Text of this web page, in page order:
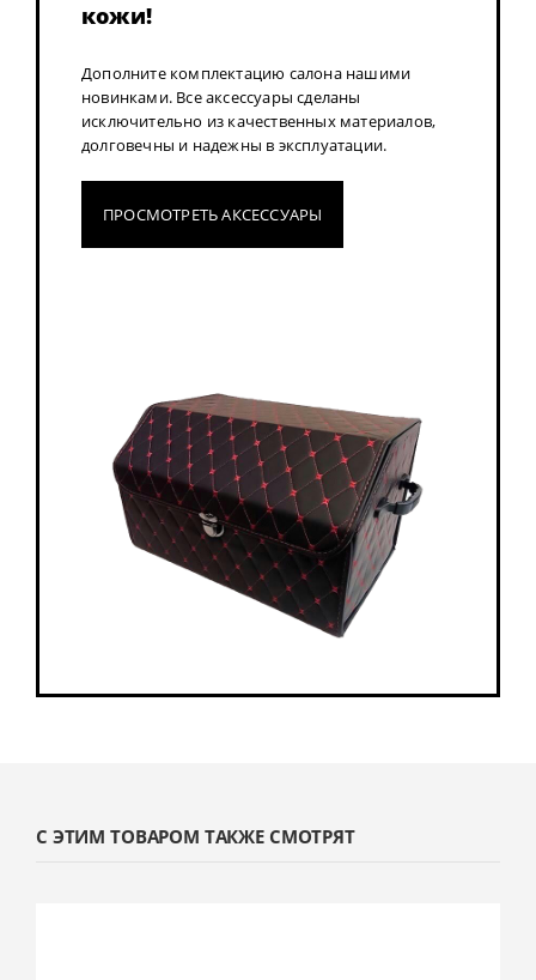
кожи!
Дополните комплектацию салона нашими
новинками. Все аксессуары сделаны
исключительно из качественных материалов,
долговечны и надежны в эксплуатации.
ПРОСМОТРЕТЬ АКСЕССУАРЫ
С ЭТИМ ТОВАРОМ ТАКЖЕ СМОТРЯТ